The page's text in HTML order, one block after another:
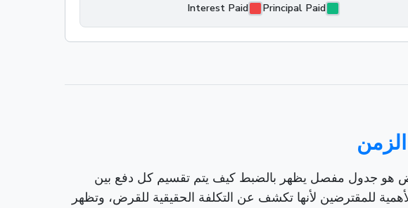
Principal Paid
Interest Paid
هو جدول مفصل يظهر بالضبط كيف يتم تقسيم كل دفع بين
للمقترضين لأنها تكشف عن التكلفة الحقيقية للقرض، وتظهر